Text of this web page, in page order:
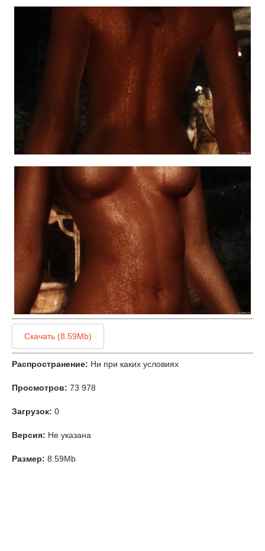
Скачать (8.59Mb)
Распространение: Ни при каких условиях
Просмотров: 73 978
Загрузок: 0
Версия: Не указана
Размер: 8.59Mb